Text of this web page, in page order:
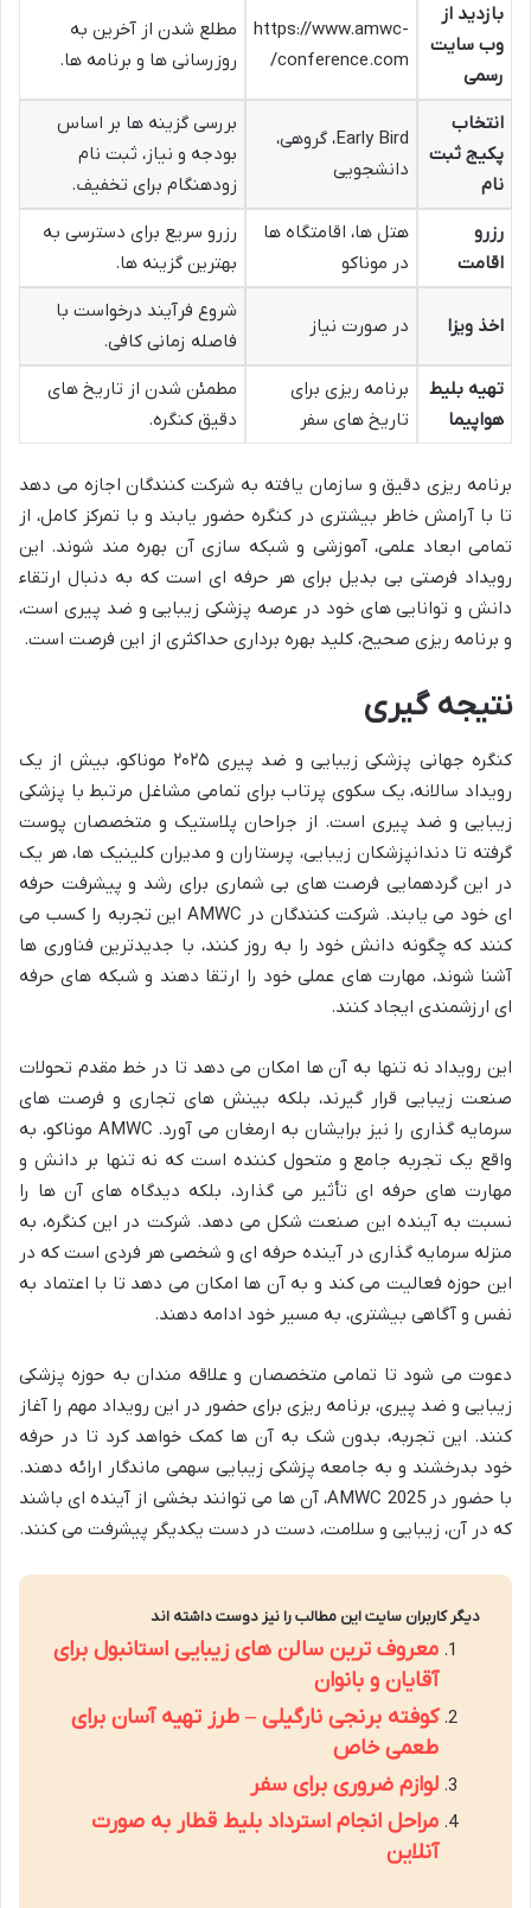
بازدید از
وب سایت
رسمی
https://www.amwc-
conference.com/
مطلع شدن از آخرین به
روزرسانی ها و برنامه ها.
انتخاب
پکیج ثبت
نام
Early Bird، گروهی،
دانشجویی
بررسی گزینه ها بر اساس
بودجه و نیاز، ثبت نام
زودهنگام برای تخفیف.
رزرو
اقامت
هتل ها، اقامتگاه ها
در موناکو
رزرو سریع برای دسترسی به
بهترین گزینه ها.
اخذ ویزا در صورت نیاز
شروع فرآیند درخواست با
فاصله زمانی کافی.
تهیه بلیط
هواپیما
برنامه ریزی برای
تاریخ های سفر
مطمئن شدن از تاریخ های
دقیق کنگره.
برنامه ریزی دقیق و سازمان یافته به شرکت کنندگان اجازه می دهد
تا با آرامش خاطر بیشتری در کنگره حضور یابند و با تمرکز کامل، از
تمامی ابعاد علمی، آموزشی و شبکه سازی آن بهره مند شوند. این
رویداد فرصتی بی بدیل برای هر حرفه ای است که به دنبال ارتقاء
دانش و توانایی های خود در عرصه پزشکی زیبایی و ضد پیری است،
و برنامه ریزی صحیح، کلید بهره برداری حداکثری از این فرصت است.
نتیجه گیری
کنگره جهانی پزشکی زیبایی و ضد پیری ۲۰۲۵ موناکو، بیش از یک
رویداد سالانه، یک سکوی پرتاب برای تمامی مشاغل مرتبط با پزشکی
زیبایی و ضد پیری است. از جراحان پلاستیک و متخصصان پوست
گرفته تا دندانپزشکان زیبایی، پرستاران و مدیران کلینیک ها، هر یک
در این گردهمایی فرصت های بی شماری برای رشد و پیشرفت حرفه
ای خود می یابند. شرکت کنندگان در AMWC این تجربه را کسب می
کنند که چگونه دانش خود را به روز کنند، با جدیدترین فناوری ها
آشنا شوند، مهارت های عملی خود را ارتقا دهند و شبکه های حرفه
ای ارزشمندی ایجاد کنند.
این رویداد نه تنها به آن ها امکان می دهد تا در خط مقدم تحولات
صنعت زیبایی قرار گیرند، بلکه بینش های تجاری و فرصت های
سرمایه گذاری را نیز برایشان به ارمغان می آورد. AMWC موناکو، به
واقع یک تجربه جامع و متحول کننده است که نه تنها بر دانش و
مهارت های حرفه ای تأثیر می گذارد، بلکه دیدگاه های آن ها را
نسبت به آینده این صنعت شکل می دهد. شرکت در این کنگره، به
منزله سرمایه گذاری در آینده حرفه ای و شخصی هر فردی است که در
این حوزه فعالیت می کند و به آن ها امکان می دهد تا با اعتماد به
نفس و آگاهی بیشتری، به مسیر خود ادامه دهند.
دعوت می شود تا تمامی متخصصان و علاقه مندان به حوزه پزشکی
زیبایی و ضد پیری، برنامه ریزی برای حضور در این رویداد مهم را آغاز
کنند. این تجربه، بدون شک به آن ها کمک خواهد کرد تا در حرفه
خود بدرخشند و به جامعه پزشکی زیبایی سهمی ماندگار ارائه دهند.
با حضور در AMWC 2025، آن ها می توانند بخشی از آینده ای باشند
که در آن، زیبایی و سلامت، دست در دست یکدیگر پیشرفت می کنند.
دیگر کاربران سایت این مطالب را نیز دوست داشته اند
معروف ترین سالن های زیبایی استانبول برای
آقایان و بانوان
کوفته برنجی نارگیلی – طرز تهیه آسان برای
طعمی خاص
لوازم ضروری برای سفر
مراحل انجام استرداد بلیط قطار به صورت
آنلاین